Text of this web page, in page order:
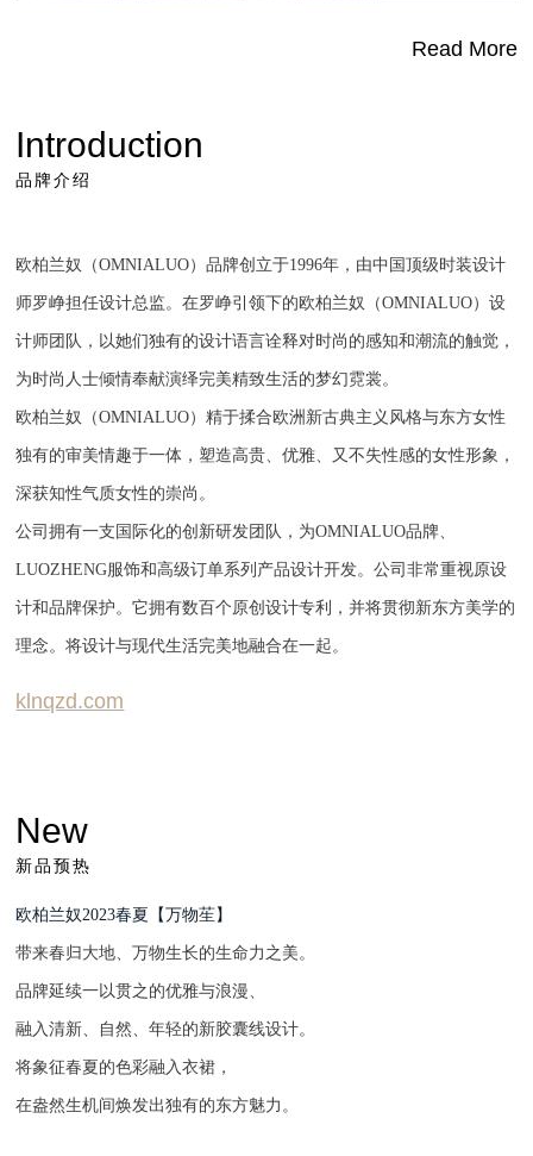
Introduction
品牌介绍
欧柏兰奴（OMNIALUO）品牌创立于1996年，由中国顶级时装设计
师罗峥担任设计总监。在罗峥引领下的欧柏兰奴（OMNIALUO）设
计师团队，以她们独有的设计语言诠释对时尚的感知和潮流的触觉，
为时尚人士倾情奉献演绎完美精致生活的梦幻霓裳。
欧柏兰奴（OMNIALUO）精于揉合欧洲新古典主义风格与东方女性
独有的审美情趣于一体，塑造高贵、优雅、又不失性感的女性形象，
深获知性气质女性的崇尚。
公司拥有一支国际化的创新研发团队，为OMNIALUO品牌、
LUOZHENG服饰和高级订单系列产品设计开发。公司非常重视原设
计和品牌保护。它拥有数百个原创设计专利，并将贯彻新东方美学的
理念。将设计与现代生活完美地融合在一起。
klnqzd.com
Read More
New
新品预热
欧柏兰奴2023春夏【万物苼】
带来春归大地、万物生长的生命力之美。
品牌延续一以贯之的优雅与浪漫、
融入清新、自然、年轻的新胶囊线设计。
将象征春夏的色彩融入衣裙，
在盎然生机间焕发出独有的东方魅力。